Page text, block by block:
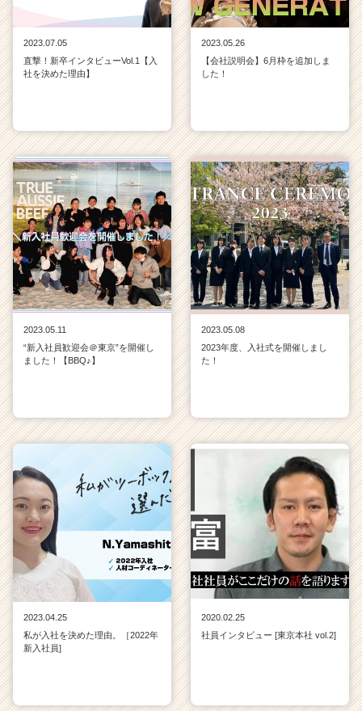
2023.07.05
直撃！新卒インタビューVol.1【入
社を決めた理由】
2023.05.26
【会社説明会】6月枠を追加しま
した！
2023.05.11
“新入社員歓迎会＠東京”を開催し
ました！【BBQ♪】
2023.05.08
2023年度、入社式を開催しまし
た！
2023.04.25
私が入社を決めた理由。［2022年
新入社員]
2020.02.25
社員インタビュー [東京本社 vol.2]